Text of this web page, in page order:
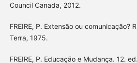
Council Canada, 2012.
FREIRE, P. Extensão ou comunicação?
Terra, 1975.
FREIRE, P. Educação e Mudança. 12.